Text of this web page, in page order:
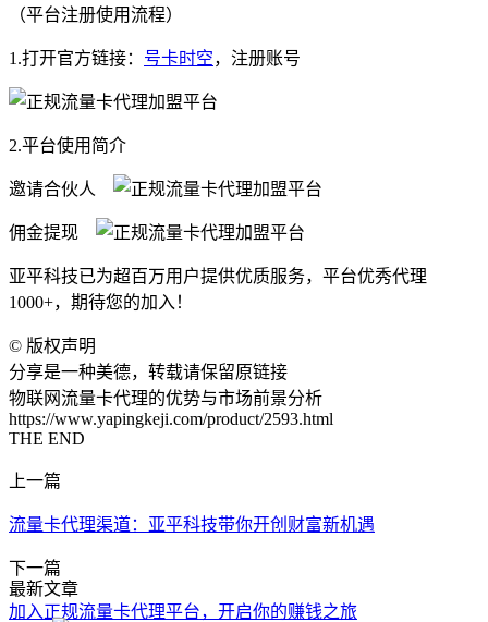
（平台注册使用流程）
1.打开官方链接： 号卡时空，注册账号
2.平台使用简介
邀请合伙人
佣金提现
亚平科技已为超百万用户提供优质服务，平台优秀代理
1000+，期待您的加入！
© 版权声明
分享是一种美德，转载请保留原链接
物联网流量卡代理的优势与市场前景分析
https://www.yapingkeji.com/product/2593.html
THE END
上一篇
流量卡代理渠道：亚平科技带你开创财富新机遇
下一篇
加入正规流量卡代理平台，开启你的赚钱之旅
最新文章